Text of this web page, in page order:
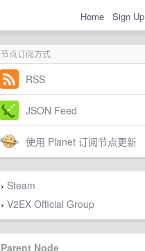
Home Sign Up
节点订阅方式
RSS
JSON Feed
使用 Planet 订阅节点更新
› Steam
› V2EX Official Group
Parent Node